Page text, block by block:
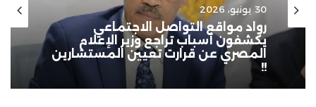
سوشيال ميديا
30 يونيو، 2026
عمار علي حسن: لم يقدر ترامب على
إيران فهدد سلطنة عُمان دون أن يدري
أنها بلد صاحب حضارة !!